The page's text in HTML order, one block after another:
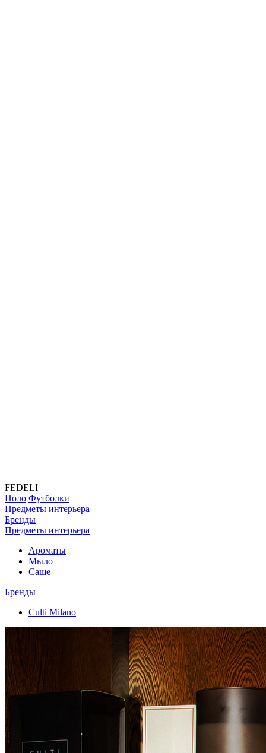
FEDELI
Поло Футболки
Предметы интерьера
Бренды
Предметы интерьера
Ароматы
Мыло
Саше
Бренды
Culti Milano